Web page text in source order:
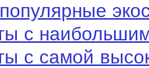
с
с самой